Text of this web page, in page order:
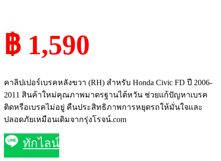
฿ 1,590
คาลิปเปอร์เบรคหลังขวา (RH) สำหรับ Honda Civic FD ปี 2006-
2011 สินค้าใหม่คุณภาพมาตรฐานไต้หวัน ช่วยแก้ปัญหาเบรค
ติดหรือเบรคไม่อยู่ คืนประสิทธิภาพการหยุดรถให้มั่นใจและ
ปลอดภัยเหมือนเดิมจากรุ่งโรจน์.com
ทักไลน์